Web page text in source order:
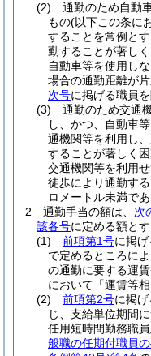
(2)
通勤のため自動
もの(以下この条に
することを常例と
勤することが著し
自動車等を使用し
場合の通勤距離が
次号に掲げる職員
(3)
通勤のため交通
し、かつ、自動車
通機関等を利用し
することが著しく
交通機関等を利用
徒歩により通勤す
ロメートル未満で
2
通勤手当の額は、 次
該各号に定める額とす
(1)
前項第1号に掲
で定めるところに
の通勤に要する運
において「運賃等
(2)
前項第2号に掲
じ、支給単位期間
任用短時間勤務職
般職の任期付職員